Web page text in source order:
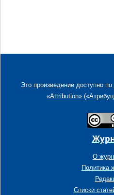
Это произведение доступно по
«Attribution»
О
Политика
Списки